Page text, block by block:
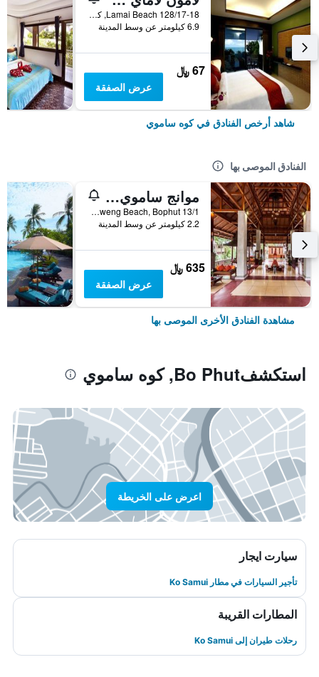
128/17-18 Lamai Beach, كوه ساموي, تايلاند
6.9 كيلومتر عن وسط المدينة
67 ﷼
عرض الصفقة
شاهد أرخص الفنادق في كوه ساموي
الفنادق الموصى بها
موانج ساموي سبا ريزورت
13/1 Moo2, Chaweng Beach, Bophut, كوه ساموي, تايلاند
2.2 كيلومتر عن وسط المدينة
635 ﷼
عرض الصفقة
مشاهدة الفنادق الأخرى الموصى بها
استكشفBo Phut, كوه ساموي
اعرض على الخريطة
سيارت ايجار
تأجير السيارات في مطار Ko Samui
المطارات القريبة
رحلات طيران إلى Ko Samui